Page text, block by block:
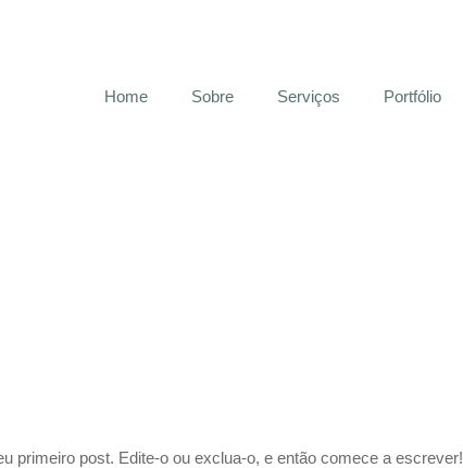
Home Sobre Serviços Portfólio
primeiro post. Edite-o ou exclua-o, e então comece a escrever!